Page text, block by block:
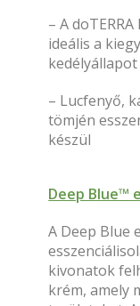
– A
ideális a
– Lucfenyő,
tömjén
készül
Deep Blue™
A Deep Blue
kivonatok
krém, amely